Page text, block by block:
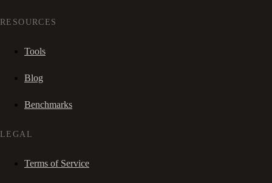
RESOURCES
Tools
Blog
Benchmarks
LEGAL
Terms of Service